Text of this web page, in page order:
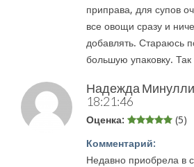
приправа, для супов
все овощи сразу и
добавлять. Стараюсь
большую упаковку. Так
Надежда
18:21:46
Оценка: (5)
Комментарий:
Недавно приобрела в